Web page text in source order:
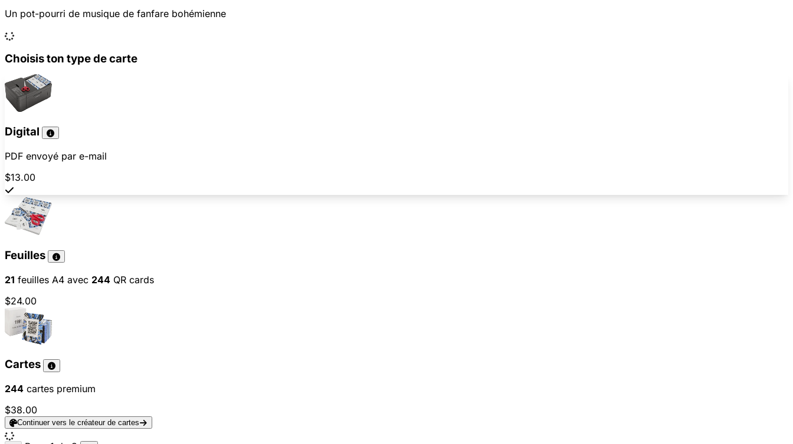
Un pot-pourri de musique de fanfare bohémienne
Choisis ton type de carte
Digital
PDF envoyé par e-mail
$13.00
Feuilles
21 feuilles A4 avec 244 QR cards
$24.00
Cartes
244 cartes premium
$38.00
Continuer vers le créateur de cartes